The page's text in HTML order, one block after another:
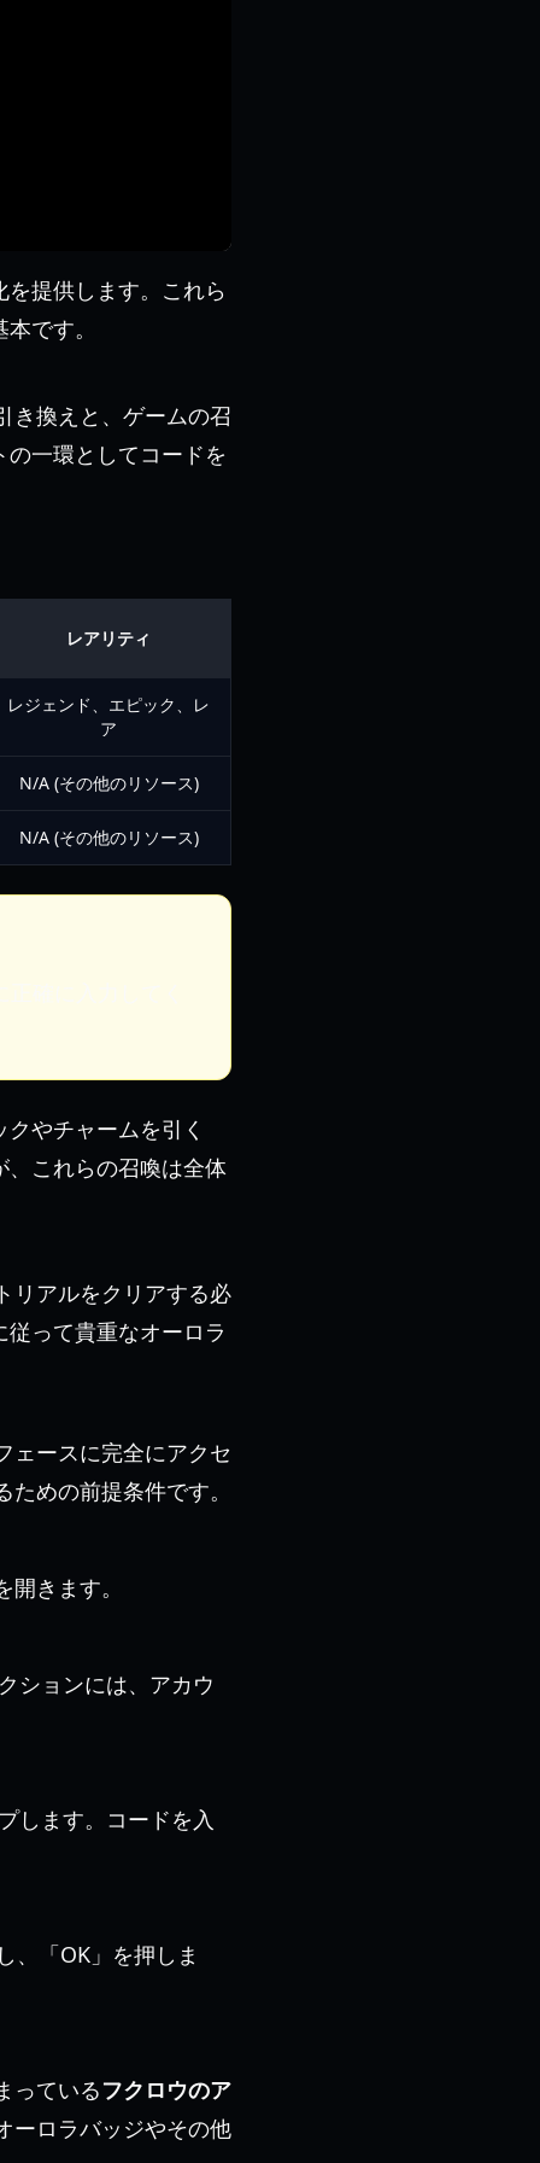
提供します。これら
です。
き換えと、ゲームの召
一環としてコードを
レアリティ
レジェンド、エピック、レ
ア
N/A (その他のリソース)
N/A (その他のリソース)
やチャームを引く
これらの召喚は全体
リアルをクリアする必
って貴重なオーロラ
ェースに完全にアクセ
めの前提条件です。
きます。
ションには、アカウ
します。コードを入
、「OK」を押しま
っているフクロウのア
ーロラバッジやその他